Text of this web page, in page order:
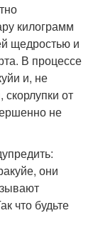
килограмм
щедростью и
В процессе
и, не
от
не
они
что будьте